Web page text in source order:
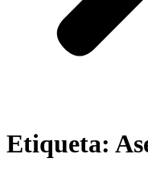
Etiqueta: